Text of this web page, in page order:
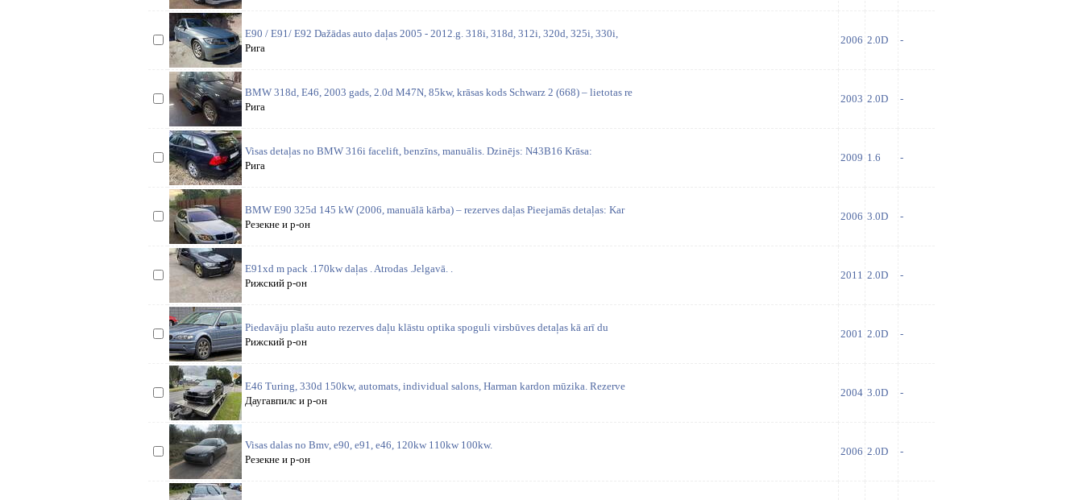
E90 / E91/ E92 Dažādas auto daļas 2005 - 2012.g. 318i, 318d, 312i, 320d, 325i, 330i,
Рига
2006 2.0D -
BMW 318d, E46, 2003 gads, 2.0d M47N, 85kw, krāsas kods Schwarz 2 (668) – lietotas re
Рига
2003 2.0D -
Visas detaļas no BMW 316i facelift, benzīns, manuālis. Dzinējs: N43B16 Krāsa:
Рига
2009 1.6 -
BMW E90 325d 145 kW (2006, manuālā kārba) – rezerves daļas Pieejamās detaļas: Kar
Резекне и р-он
2006 3.0D -
E91xd m pack .170kw daļas . Atrodas .Jelgavā. .
Рижский р-он
2011 2.0D -
Piedavāju plašu auto rezerves daļu klāstu optika spoguli virsbūves detaļas kā arī du
Рижский р-он
2001 2.0D -
E46 Turing, 330d 150kw, automats, individual salons, Harman kardon mūzika. Rezerve
Даугавпилс и р-он
2004 3.0D -
Visas dalas no Bmv, e90, e91, e46, 120kw 110kw 100kw.
Резекне и р-он
2006 2.0D -